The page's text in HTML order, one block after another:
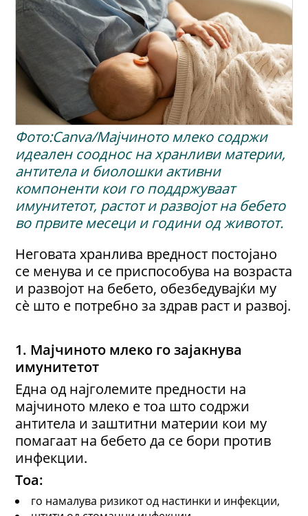
Фото:Canva/Мајчиното млеко содржи
идеален сооднос на хранливи материи,
антитела и биолошки активни
компоненти кои го поддржуваат
имунитетот, растот и развојот на бебето
во првите месеци и години од животот.
Неговата хранлива вредност постојано
се менува и се приспособува на возраста
и развојот на бебето, обезбедувајќи му
сè што е потребно за здрав раст и развој.
1. Мајчиното млеко го зајакнува
имунитетот
Една од најголемите предности на
мајчиното млеко е тоа што содржи
антитела и заштитни материи кои му
помагаат на бебето да се бори против
инфекции.
Тоа:
го намалува ризикот од настинки и инфекции,